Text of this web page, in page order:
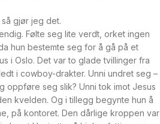
gjør jeg det.
Følte seg lite verdt, orket ingen
hun bestemte seg for å gå på et
i Oslo. Det var to glade tvillinger fra
i cowboy-drakter. Unni undret seg –
oppføre seg slik? Unni tok imot Jesus
kvelden. Og i tillegg begynte hun å
på kontoret. Den dårlige kroppen var